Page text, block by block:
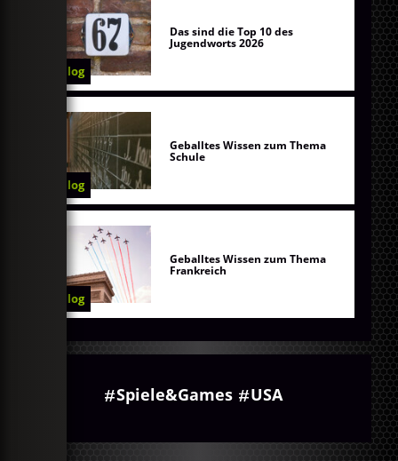
Blog
Das sind die Top 10 des
Jugendworts 2026
Blog
Geballtes Wissen zum Thema
Schule
Blog
Geballtes Wissen zum Thema
Frankreich
Spiele&Games USA